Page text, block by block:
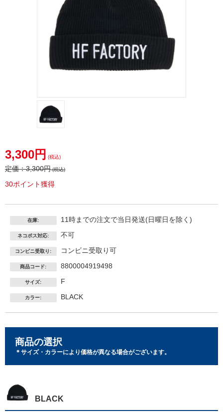
3,300円 (税込)
定価：3,300円(税込)
30ポイント獲得
在庫: 11時までの注文で当日発送(日曜日を除く)
ネコポス対応: 不可
コンビニ受取り: コンビニ受取り可
商品コード: 8800004919498
サイズ: F
カラー: BLACK
商品の選択
＊サイズ・カラーにより価格が異なる場合がございます。
BLACK